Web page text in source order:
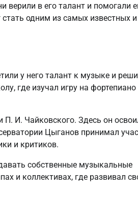
верили в его талант и помогали
одним из самых известных и
у него талант к музыке и
где изучал игру на фортепиано
И. Чайковского. Здесь он
Цыганов принимал
и критиков.
собственные музыкальные
и коллективах, где развивал